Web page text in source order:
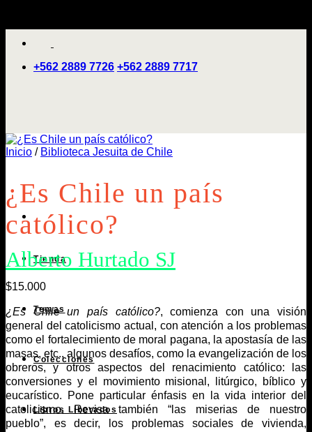
+562 2889 7726 +562 2889 7717
Tienda
Temas
Colecciones
Libros Liberados
Inicio / Biblioteca Jesuita de Chile
¿Es Chile un país
católico?
Alberto Hurtado SJ
$15.000
¿Es Chile un país católico?, comienza con una visión
general del catolicismo actual, con atención a los problemas
como el fortalecimiento de moral pagana, la apostasía de las
masas, etc., algunos desafíos, como la evangelización de los
obreros, y otros aspectos del renacimiento católico: las
conversiones y el movimiento misional, litúrgico, bíblico y
eucarístico. Pone particular énfasis en la vida interior del
catolicismo. Revisa también “las miserias de nuestro
pueblo”, es decir, los problemas sociales de vivienda,